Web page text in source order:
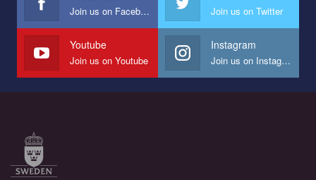
Мы просим вас поддержать нас и помочь нам реализовать
наш план по борьбе с насилием и дискриминацией на почве
СОГИ в Украине.
Все, что вам нужно сделать - это зайти на наш канал YouTube
Join us on Facebook Join us on Twitter
Youtube
Join us on Youtube
Instagram
Join us on Instagram